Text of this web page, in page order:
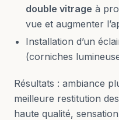
double vitrage à
vue et augmenter
Installation d’un
(corniches
Résultats : ambiance
meilleure restitution
haute qualité,